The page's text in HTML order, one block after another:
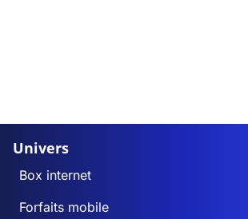
Univers
Box internet
Forfaits mobile